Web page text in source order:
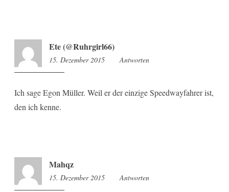
Ete (@Ruhrgirl66)
15. Dezember 2015 9:47
Antworten
Ich sage Egon Müller. Weil er der einzige Speedwayfahrer ist,
den ich kenne.
Mahqz
15. Dezember 2015 9:51
Antworten